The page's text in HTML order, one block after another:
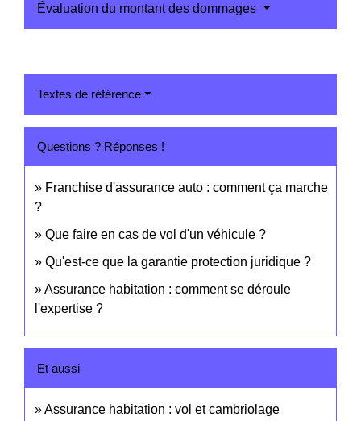
Évaluation du montant des dommages
Textes de référence
Questions ? Réponses !
Franchise d'assurance auto : comment ça marche
?
Que faire en cas de vol d'un véhicule ?
Qu'est-ce que la garantie protection juridique ?
Assurance habitation : comment se déroule
l'expertise ?
Et aussi
Assurance habitation : vol et cambriolage